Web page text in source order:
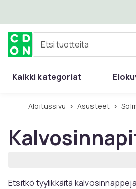
Etsi tuotteita
Kaikki kategoriat
Aloitussivu Asusteet
Etsitkö tyylikkäitä